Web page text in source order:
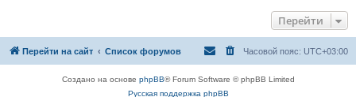
Перейти
Перейти на сайт Список форумов Часовой пояс: UTC+03:00
Создано на основе phpBB® Forum Software © phpBB Limited
Русская поддержка phpBB